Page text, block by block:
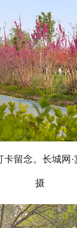
卡留念。长城网
摄